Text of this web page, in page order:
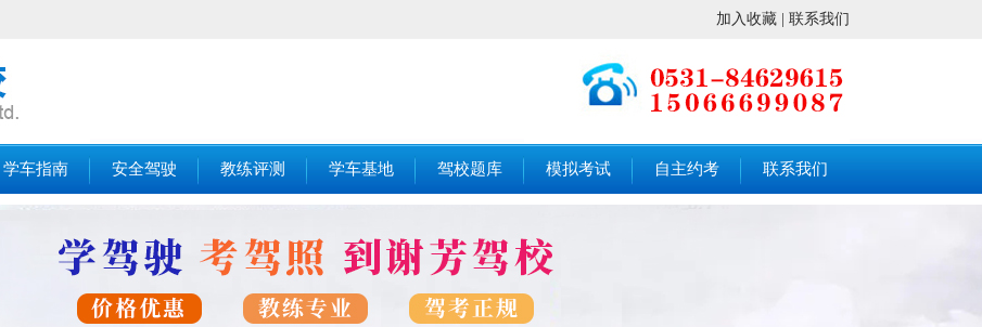
加入收藏 联系我们
学车指南 安全驾驶 教练评测 学车基地 驾校题库 模拟考试 自主约考 联系我们